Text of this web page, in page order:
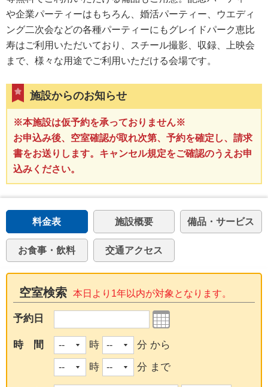
や企業パーティーはもちろん、婚活パーティー、ウエディ
ング二次会などの各種パーティーにもグレイドパーク恵比
寿はご利用いただいており、スチール撮影、収録、上映会
まで、様々な用途でご利用いただける会場です。
施設からのお知らせ
※本施設は仮予約を承っておりません※
お申込み後、空室確認が取れ次第、予約を確定し、請求
書をお送りします。キャンセル規定をご確認のうえお申
込みください。
料金表 施設概要 備品・サービス
お食事・飲料 交通アクセス
空室検索 本日より1年以内が対象となります。
予約日
時 間 時
分 から
時
分 まで